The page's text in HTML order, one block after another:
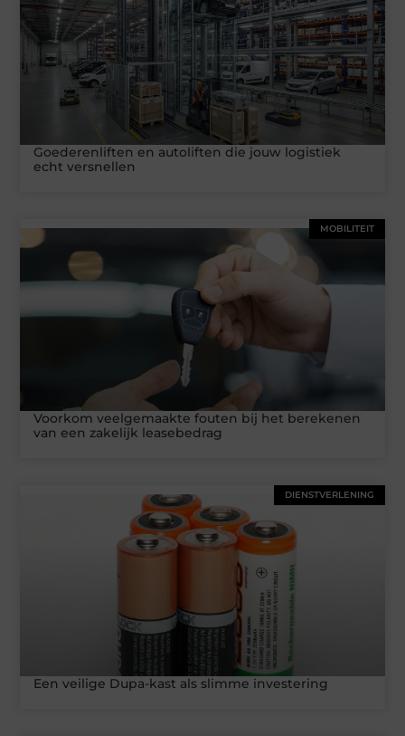
Goederenliften en autoliften die jouw logistiek
echt versnellen
MOBILITEIT
Voorkom veelgemaakte fouten bij het berekenen
van een zakelijk leasebedrag
DIENSTVERLENING
Een veilige Dupa-kast als slimme investering